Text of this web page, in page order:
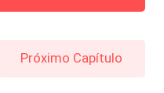
Próximo Capítulo